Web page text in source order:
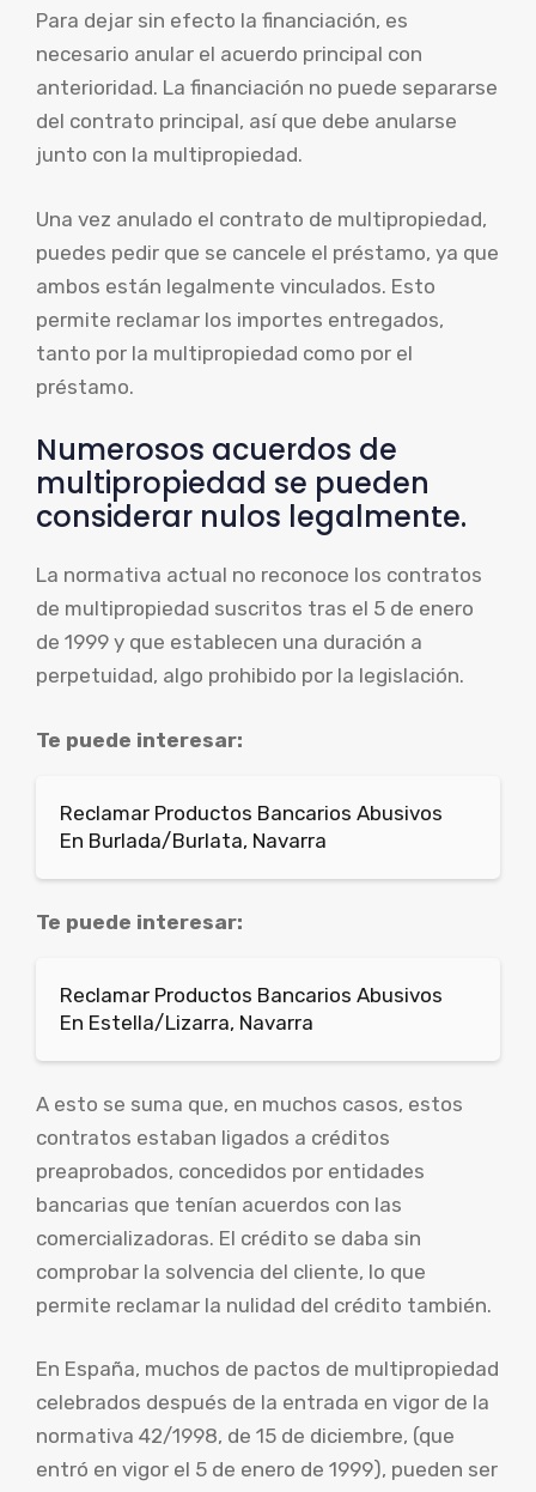
Para dejar sin efecto la financiación, es
necesario anular el acuerdo principal con
anterioridad. La financiación no puede separarse
del contrato principal, así que debe anularse
junto con la multipropiedad.
Una vez anulado el contrato de multipropiedad,
puedes pedir que se cancele el préstamo, ya que
ambos están legalmente vinculados. Esto
permite reclamar los importes entregados,
tanto por la multipropiedad como por el
préstamo.
Numerosos acuerdos de
multipropiedad se pueden
considerar nulos legalmente.
La normativa actual no reconoce los contratos
de multipropiedad suscritos tras el 5 de enero
de 1999 y que establecen una duración a
perpetuidad, algo prohibido por la legislación.
Te puede interesar:
Reclamar Productos Bancarios Abusivos
En Burlada/Burlata, Navarra
Te puede interesar:
Reclamar Productos Bancarios Abusivos
En Estella/Lizarra, Navarra
A esto se suma que, en muchos casos, estos
contratos estaban ligados a créditos
preaprobados, concedidos por entidades
bancarias que tenían acuerdos con las
comercializadoras. El crédito se daba sin
comprobar la solvencia del cliente, lo que
permite reclamar la nulidad del crédito también.
En España, muchos de pactos de multipropiedad
celebrados después de la entrada en vigor de la
normativa 42/1998, de 15 de diciembre, (que
entró en vigor el 5 de enero de 1999), pueden ser